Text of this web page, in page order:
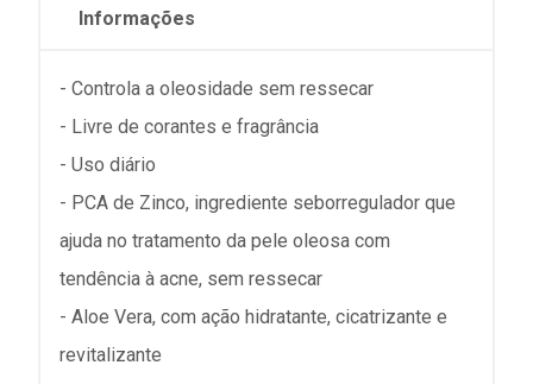
Informações
- Controla a oleosidade sem ressecar
- Livre de corantes e fragrância
- Uso diário
- PCA de Zinco, ingrediente seborregulador que
ajuda no tratamento da pele oleosa com
tendência à acne, sem ressecar
- Aloe Vera, com ação hidratante, cicatrizante e
revitalizante